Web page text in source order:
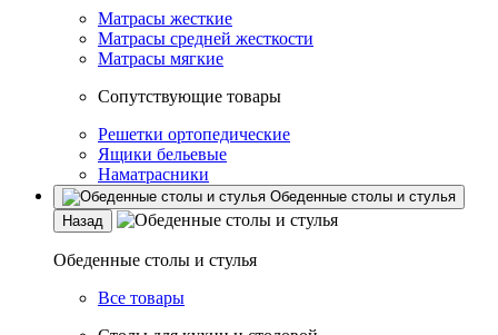
Матрасы жесткие
Матрасы средней жесткости
Матрасы мягкие
Сопутствующие товары
Решетки ортопедические
Ящики бельевые
Наматрасники
Обеденные столы и стулья
Назад
Обеденные столы и стулья
Все товары